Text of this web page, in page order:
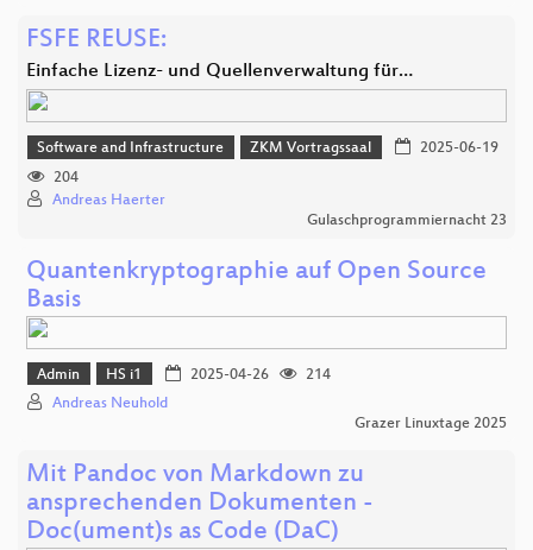
FSFE REUSE:
Einfache Lizenz- und Quellenverwaltung für…
Software and Infrastructure ZKM Vortragssaal
2025-06-19
204
Andreas Haerter
Gulaschprogrammiernacht 23
Quantenkryptographie auf Open Source
Basis
Admin HS i1 2025-04-26
214
Andreas Neuhold
Grazer Linuxtage 2025
Mit Pandoc von Markdown zu
ansprechenden Dokumenten -
Doc(ument)s as Code (DaC)